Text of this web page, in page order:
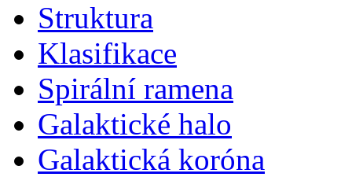
Struktura
Klasifikace
Spirální ramena
Galaktické halo
Galaktická koróna